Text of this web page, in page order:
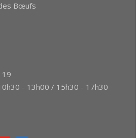
Bœufs
19
- 13h00 / 15h30 - 17h30